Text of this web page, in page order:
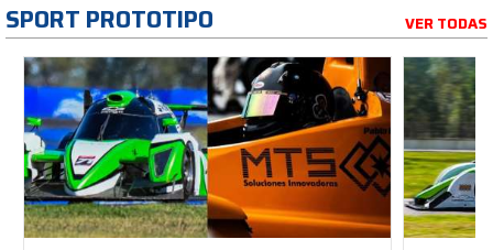
SPORT PROTOTIPO VER TODAS